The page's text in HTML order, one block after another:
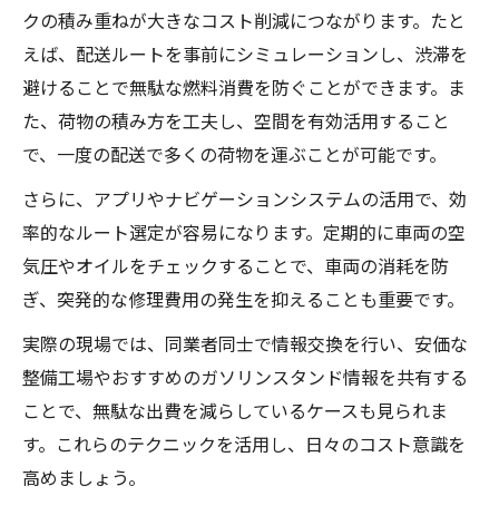
クの積み重ねが大きなコスト削減につながります。たと
えば、配送ルートを事前にシミュレーションし、渋滞を
避けることで無駄な燃料消費を防ぐことができます。ま
た、荷物の積み方を工夫し、空間を有効活用すること
で、一度の配送で多くの荷物を運ぶことが可能です。
さらに、アプリやナビゲーションシステムの活用で、効
率的なルート選定が容易になります。定期的に車両の空
気圧やオイルをチェックすることで、車両の消耗を防
ぎ、突発的な修理費用の発生を抑えることも重要です。
実際の現場では、同業者同士で情報交換を行い、安価な
整備工場やおすすめのガソリンスタンド情報を共有する
ことで、無駄な出費を減らしているケースも見られま
す。これらのテクニックを活用し、日々のコスト意識を
高めましょう。